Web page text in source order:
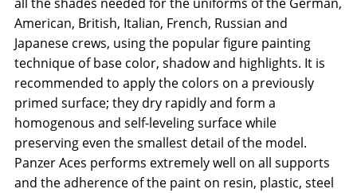
American, British, Italian, French, Russian and
Japanese crews, using the popular figure painting
technique of base color, shadow and highlights. It is
recommended to apply the colors on a previously
primed surface; they dry rapidly and form a
homogenous and self-leveling surface while
preserving even the smallest detail of the model.
Panzer Aces performs extremely well on all supports
and the adherence of the paint on resin, plastic, steel